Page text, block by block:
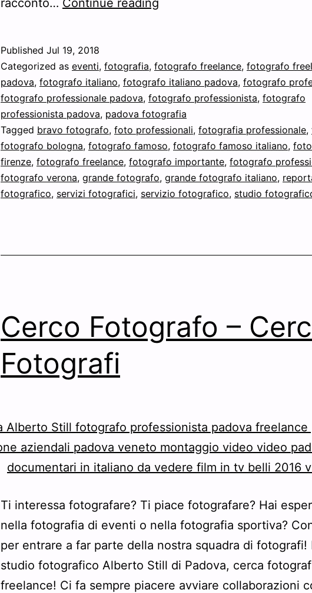
la
mostra
fotografica
“Contrasto
E
Contraddizione”
Published Jul 19, 2018
Categorized as eventi, fotografia, fotografo freelance, fotografo
padova, fotografo italiano, fotografo italiano padova, fotografo
fotografo professionale padova, fotografo professionista, fotografo
professionista padova, padova fotografia
Tagged bravo fotografo, foto professionali, fotografia professionale,
fotografo bologna, fotografo famoso, fotografo famoso italiano,
firenze, fotografo freelance, fotografo importante, fotografo
fotografo verona, grande fotografo, grande fotografo italiano,
fotografico, servizi fotografici, servizio fotografico, studio
Cerco Fotografo –
Fotografi
Ti interessa fotografare? Ti piace fotografare? Hai
nella fotografia di eventi o nella fotografia sportiva?
per entrare a far parte della nostra squadra di fotografi!
studio fotografico Alberto Still di Padova, cerca
freelance! Ci fa sempre piacere avviare collaborazioni